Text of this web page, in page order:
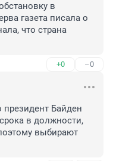
в
газета писала о
что страна
+0 –0
Байден
в должности,
выбирают